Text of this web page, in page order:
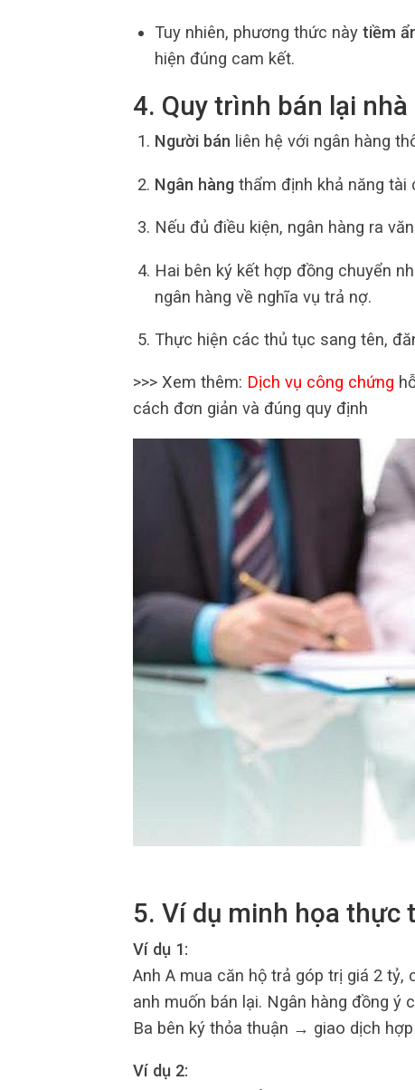
Tuy nhiên, phương thức này tiềm
hiện đúng cam kết.
4. Quy trình bán lại
Người bán liên hệ với ngân hàng
Ngân hàngthẩm định khả năng tài
Nếu đủ điều kiện, ngân hàng ra
Hai bên ký kết hợp đồng chuyển
ngân hàng về nghĩa vụ trả nợ.
Thực hiện các thủ tục sang tên,
>>> Xem thêm: Dịch vụ công chứng
cách đơn giản và đúng quy định
5. Ví dụ minh họa thực
Ví dụ 1:
Anh A mua căn hộ trả góp trị giá 2 tỷ,
anh muốn bán lại. Ngân hàng đồng ý
Ba bên ký thỏa thuận → giao dịch hợp
Ví dụ 2: